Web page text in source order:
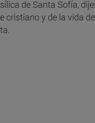
de Santa Sofía,
cristiano y de la vida